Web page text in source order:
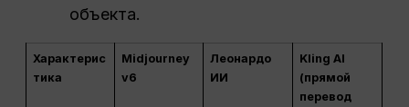
объекта.
Характерис
тика
Midjourney
v6
Леонардо
ИИ
Kling AI
(прямой
перевод